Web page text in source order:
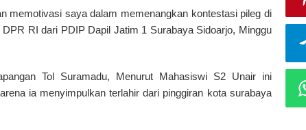
memotivasi saya dalam memenangkan kontestasi pileg di
RI dari PDIP Dapil Jatim 1 Surabaya Sidoarjo, Minggu
Tol Suramadu, Menurut Mahasiswi S2 Unair ini
ia menyimpulkan terlahir dari pinggiran kota surabaya